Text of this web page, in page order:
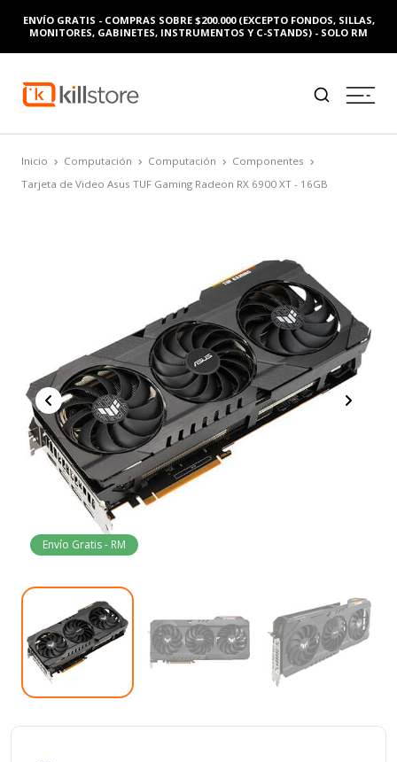
ENVÍO GRATIS - COMPRAS SOBRE $200.000 (EXCEPTO FONDOS, SILLAS,
MONITORES, GABINETES, INSTRUMENTOS Y C-STANDS) - SOLO RM
Inicio Computación Computación
Componentes
Tarjeta de Video Asus TUF Gaming Radeon RX 6900 XT - 16GB
Envío Gratis - RM